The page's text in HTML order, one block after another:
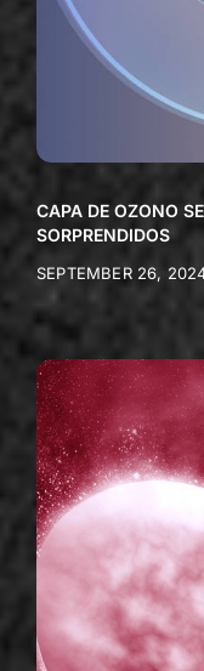
CAPA DE OZONO
SORPRENDIDOS
SEPTEMBER 26,